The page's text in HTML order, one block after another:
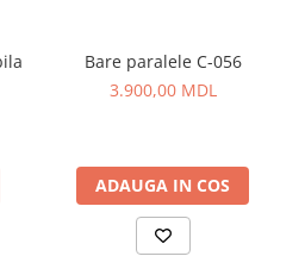
Bare paralele C-056
3.900,00 MDL
ADAUGA IN COS